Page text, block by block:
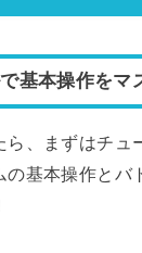
基本操作をマ
ら、まずはチュ
の基本操作とバ